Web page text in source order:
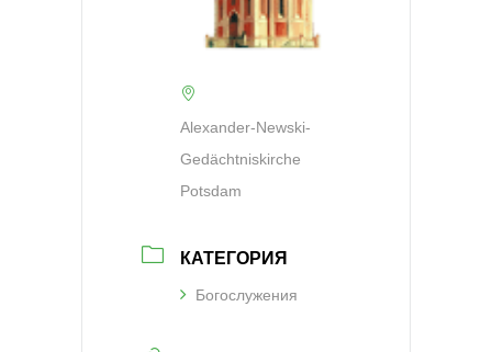
Alexander-Newski-
Gedächtniskirche
Potsdam
КАТЕГОРИЯ
Богослужения